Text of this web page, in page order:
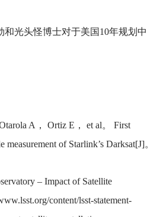
和光头怪博士对于美国10年规划中
A， Ortiz E， et al。 First
measurement of Starlink’s Darksat[J]。
– Impact of Satellite
content/lsst-statement-